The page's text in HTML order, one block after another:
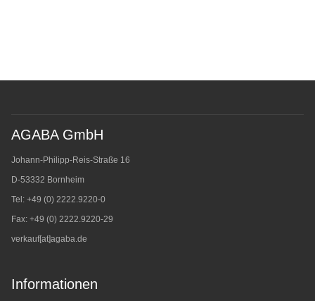
AGABA GmbH
Johann-Philipp-Reis-Straße 16
D-53332 Bornheim
Tel: +49 (0) 2222.9220-0
Fax: +49 (0) 2222.9220-29
verkauf[at]agaba.de
Informationen